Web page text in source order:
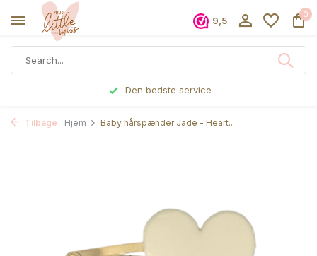
9,5
0
Tilbage Hjem Baby hårspænder Jade - Heart...